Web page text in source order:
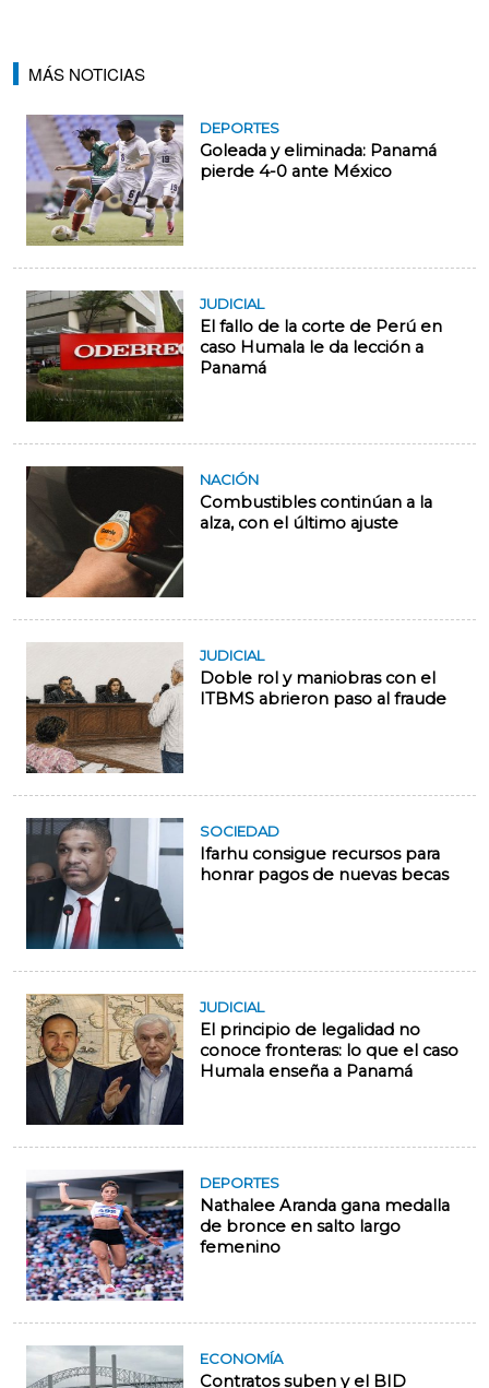
MÁS NOTICIAS
DEPORTES
Goleada y eliminada: Panamá
pierde 4-0 ante México
JUDICIAL
El fallo de la corte de Perú en
caso Humala le da lección a
Panamá
NACIÓN
Combustibles continúan a la
alza, con el último ajuste
JUDICIAL
Doble rol y maniobras con el
ITBMS abrieron paso al fraude
SOCIEDAD
Ifarhu consigue recursos para
honrar pagos de nuevas becas
JUDICIAL
El principio de legalidad no
conoce fronteras: lo que el caso
Humala enseña a Panamá
DEPORTES
Nathalee Aranda gana medalla
de bronce en salto largo
femenino
ECONOMÍA
Contratos suben y el BID